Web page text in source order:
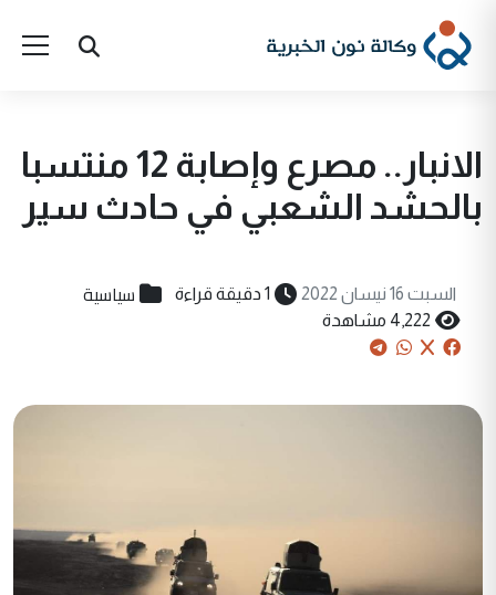
الانبار.. مصرع وإصابة 12 منتسبا
بالحشد الشعبي في حادث سير
السبت 16 نيسان 2022 1 دقيقة قراءة سياسية
4,222 مشاهدة